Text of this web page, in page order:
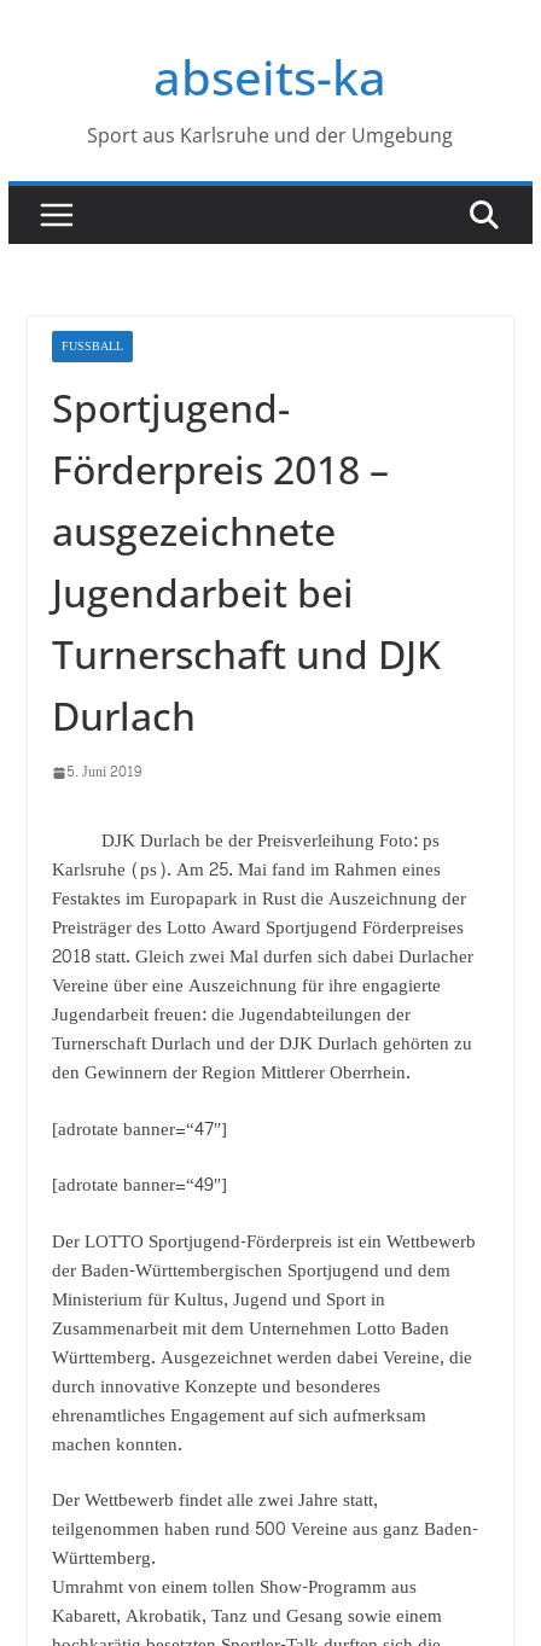
abseits-ka
Sport aus Karlsruhe und der Umgebung
FUSSBALL
Sportjugend-
Förderpreis 2018 –
ausgezeichnete
Jugendarbeit bei
Turnerschaft und DJK
Durlach
5. Juni 2019
DJK Durlach be der Preisverleihung Foto: ps
Karlsruhe (ps). Am 25. Mai fand im Rahmen eines
Festaktes im Europapark in Rust die Auszeichnung der
Preisträger des Lotto Award Sportjugend Förderpreises
2018 statt. Gleich zwei Mal durfen sich dabei Durlacher
Vereine über eine Auszeichnung für ihre engagierte
Jugendarbeit freuen: die Jugendabteilungen der
Turnerschaft Durlach und der DJK Durlach gehörten zu
den Gewinnern der Region Mittlerer Oberrhein.
[adrotate banner=“47″]
[adrotate banner=“49″]
Der LOTTO Sportjugend-Förderpreis ist ein Wettbewerb
der Baden-Württembergischen Sportjugend und dem
Ministerium für Kultus, Jugend und Sport in
Zusammenarbeit mit dem Unternehmen Lotto Baden
Württemberg. Ausgezeichnet werden dabei Vereine, die
durch innovative Konzepte und besonderes
ehrenamtliches Engagement auf sich aufmerksam
machen konnten.
Der Wettbewerb findet alle zwei Jahre statt,
teilgenommen haben rund 500 Vereine aus ganz Baden-
Württemberg.
Umrahmt von einem tollen Show-Programm aus
Kabarett, Akrobatik, Tanz und Gesang sowie einem